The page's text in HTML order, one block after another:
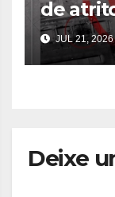
de
IrãJUL 21, 2026
Deixe